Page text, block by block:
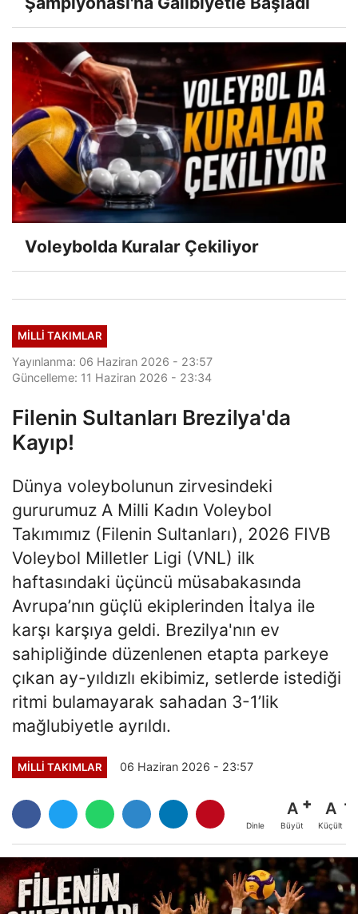
Voleybolda Kuralar Çekiliyor
MILLI TAKIMLAR
Yayınlanma: 06 Haziran 2026 - 23:57
Güncelleme: 11 Haziran 2026 - 23:34
Filenin Sultanları Brezilya'da
Kayıp!
Dünya voleybolunun zirvesindeki
gururumuz A Milli Kadın Voleybol
Takımımız (Filenin Sultanları), 2026 FIVB
Voleybol Milletler Ligi (VNL) ilk
haftasındaki üçüncü müsabakasında
Avrupa’nın güçlü ekiplerinden İtalya ile
karşı karşıya geldi. Brezilya'nın ev
sahipliğinde düzenlenen etapta parkeye
çıkan ay-yıldızlı ekibimiz, setlerde istediği
ritmi bulamayarak sahadan 3-1’lik
mağlubiyetle ayrıldı.
MILLI TAKIMLAR 06 Haziran 2026 - 23:57
Dinle
A
Büyüt
A
Küçült